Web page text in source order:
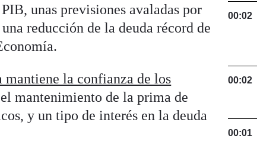
unas previsiones avaladas por
reducción de la deuda récord de
mantiene la confianza de los
mantenimiento de la prima de
y un tipo de interés en la deuda
00:02
00:02
00:01